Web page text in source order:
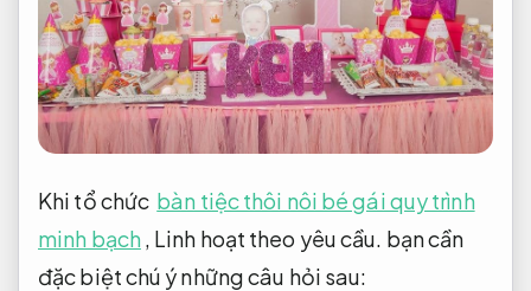
Khi tổ chức bàn tiệc thôi nôi bé gái quy trình
minh bạch, Linh hoạt theo yêu cầu. bạn cần
đặc biệt chú ý những câu hỏi sau: